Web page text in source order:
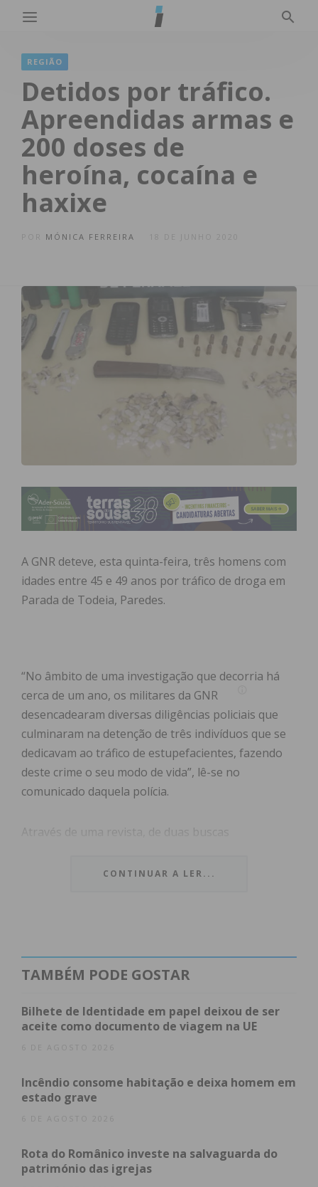
REGIÃO
Detidos por tráfico.
Apreendidas armas e
200 doses de
heroína, cocaína e
haxixe
MÓNICA FERREIRA
A GNR deteve, esta quinta-feira, três homens com
idades entre 45 e 49 anos por tráfico de droga em
Parada de Todeia, Paredes.
“No âmbito de uma investigação que decorria há
cerca de um ano, os militares da GNR
desencadearam diversas diligências policiais que
culminaram na detenção de três indivíduos que se
dedicavam ao tráfico de estupefacientes, fazendo
deste crime o seu modo de vida”, lê-se no
comunicado daquela polícia.
Através de uma revista, de duas buscas
– Três veículos;
– 19 munições;
– Dois telemóveis;
CONTINUAR A LER...
TAMBÉM PODE GOSTAR
Bilhete de Identidade em papel deixou de ser
aceite como documento de viagem na UE
6 DE AGOSTO 2026
Incêndio consome habitação e deixa homem em
estado grave
6 DE AGOSTO 2026
Rota do Românico investe na salvaguarda do
património das igrejas